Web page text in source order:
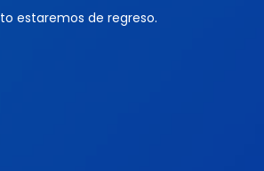
estaremos de regreso.